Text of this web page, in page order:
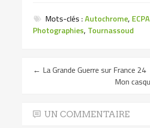
un
ami(ouvre
dans
une
nouvelle
fenêtre)
nouvelle
fenêtre)
nouvelle
fenêtre)
Mots-clés :Autochrome,
Photographies, Tournassoud
← La Grande Guerre sur France 24
Mon
UN COMMENTAIRE